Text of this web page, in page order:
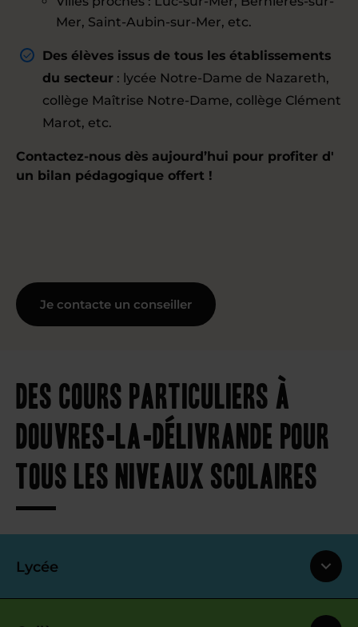
Mer, Saint-Aubin-sur-Mer, etc.
Des élèves issus de tous les établissements
du secteur : lycée Notre-Dame de Nazareth,
collège Maîtrise Notre-Dame, collège Clément
Marot, etc.
Contactez-nous dès aujourd’hui pour profiter d'
un bilan pédagogique offert !
Je contacte un conseiller
Des cours particuliers à
Douvres-la-Délivrande pour
tous les niveaux scolaires
Lycée